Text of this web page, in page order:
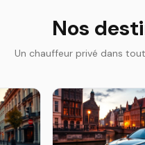
Nos
Un chauffeur privé dans